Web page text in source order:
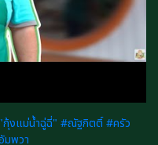
"กุ้งแม่น้ำฉู่ฉี่" #ณัฐกิตติ์ #ครัว
มพวา